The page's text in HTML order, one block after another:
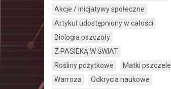
Akcje / inicjatywy społeczne
Artykuł udostępniony w całości
Biologia pszczoły
Z PASIEKĄ W ŚWIAT
Rośliny pożytkowe
Matki pszczele
Warroza
Odkrycia naukowe